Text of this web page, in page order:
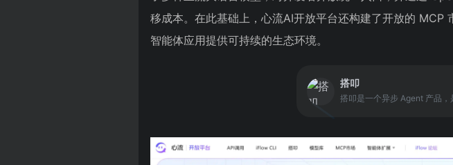
移成本。在此基础上，心流AI开放平台还构建了开放的
智能体应用提供可持续的生态环境。
搭叩